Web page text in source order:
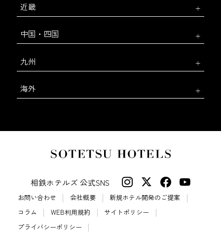
近畿
中国・四国
九州
海外
相鉄ホテルズ 公式SNS
お問い合わせ 会社概要
新規ホテル開発のご提案
コラム
WEB利用規約
サイトポリシー
プライバシーポリシー